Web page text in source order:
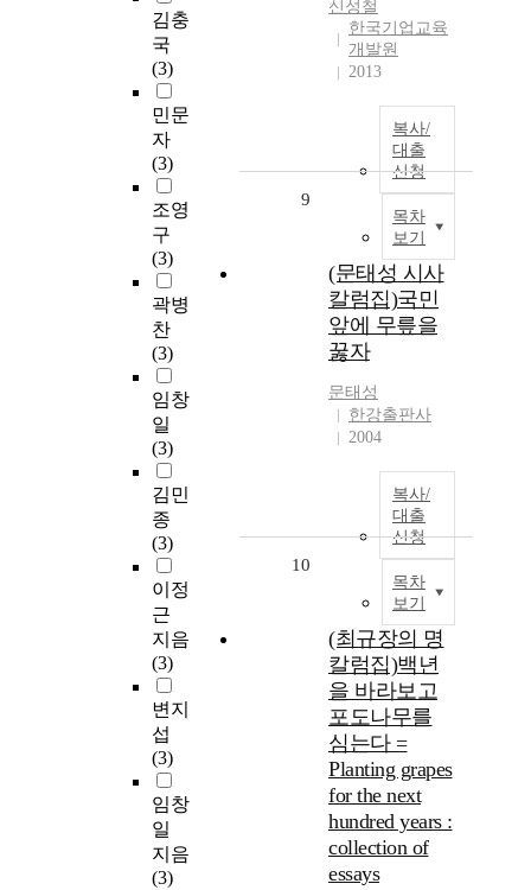
김충
국
(3)
민문
자
(3)
조영
구
(3)
곽병
찬
(3)
임창
일
(3)
김민
종
(3)
이정
근
지음
(3)
변지
섭
(3)
임창
일
지음
(3)
신성철
한국기업교육
개발원
2013
복사/
대출
신청
목차
보기
9
(문태성 시사
칼럼집)국민
앞에 무릎을
꿇자
문태성
한강출판사
2004
복사/
대출
신청
목차
보기
10
(최규장의 명
칼럼집)백년
을 바라보고
포도나무를
심는다 =
Planting grapes
for the next
hundred years :
collection of
essays